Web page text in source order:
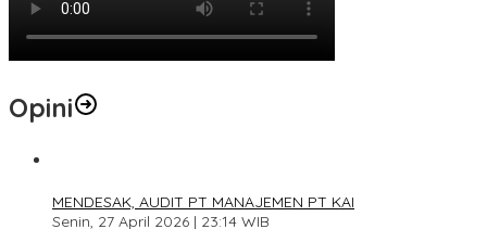
Opini
MENDESAK, AUDIT PT MANAJEMEN PT KAI
Senin, 27 April 2026 | 23:14 WIB